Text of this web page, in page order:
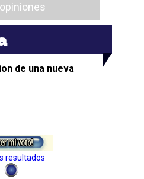
de una nueva
resultados